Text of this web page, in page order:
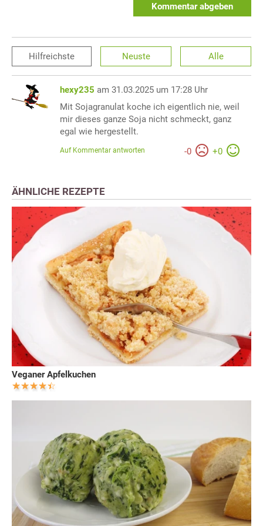
Kommentar abgeben
Hilfreichste Neuste Alle
hexy235 am 31.03.2025 um 17:28 Uhr
Mit Sojagranulat koche ich eigentlich nie, weil
mir dieses ganze Soja nicht schmeckt, ganz
egal wie hergestellt.
-0 +0
Auf Kommentar antworten
ÄHNLICHE REZEPTE
Veganer Apfelkuchen